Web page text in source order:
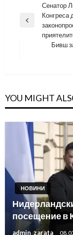
Навигация
Previous
Сенатор
Конгреса
Бивш
YOU MIGHT
НОВИНИ
посещение в
admin_zarata